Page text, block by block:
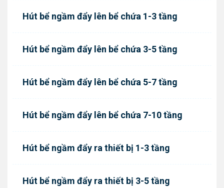
Hút bể ngầm đẩy lên bể chứa 1-3 tầng
Hút bể ngầm đẩy lên bể chứa 3-5 tầng
Hút bể ngầm đẩy lên bể chứa 5-7 tầng
Hút bể ngầm đẩy lên bể chứa 7-10 tầng
Hút bể ngầm đẩy ra thiết bị 1-3 tầng
Hút bể ngầm đẩy ra thiết bị 3-5 tầng